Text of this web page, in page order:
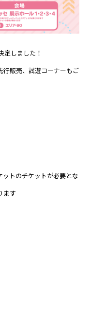
定しました！
行販売、試遊コーナーもご
トのチケットが必要とな
ます